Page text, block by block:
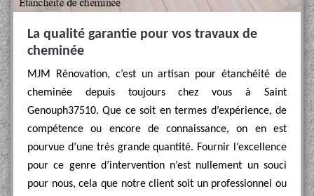
La qualité garantie pour vos travaux de
cheminée
MJM Rénovation, c’est un artisan pour étanchéité de
cheminée depuis toujours chez vous à Saint
Genouph37510. Que ce soit en termes d’expérience, de
compétence ou encore de connaissance, on en est
pourvue d’une très grande quantité. Fournir l’excellence
pour ce genre d’intervention n’est nullement un souci
pour nous, cela que notre client soit un professionnel ou